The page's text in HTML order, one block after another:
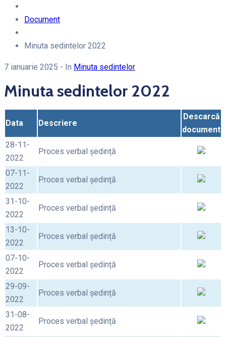
Document
Minuta sedintelor 2022
7 ianuarie 2025 - In Minuta sedintelor
Minuta sedintelor 2022
Data Descriere
Descarcă
document
28-11-
2022
Proces verbal ședință
07-11-
2022
Proces verbal ședință
31-10-
2022
Proces verbal ședință
13-10-
2022
Proces verbal ședință
07-10-
2022
Proces verbal ședință
29-09-
2022
Proces verbal ședință
31-08-
2022
Proces verbal ședință